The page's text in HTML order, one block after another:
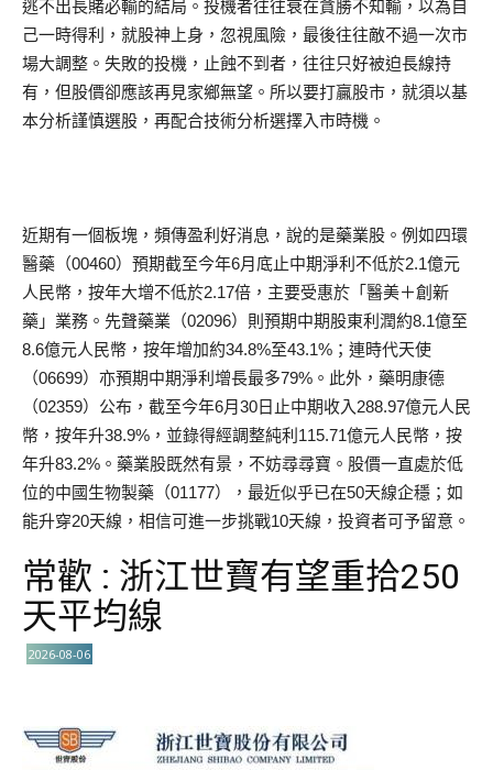
逃不出長賭必輸的結局。投機者往往衰在貪勝不知輸，以為自
己一時得利，就股神上身，忽視風險，最後往往敵不過一次市
場大調整。失敗的投機，止蝕不到者，往往只好被迫長線持
有，但股價卻應該再見家鄉無望。所以要打贏股市，就須以基
本分析謹慎選股，再配合技術分析選擇入市時機。
近期有一個板塊，頻傳盈利好消息，說的是藥業股。例如四環
醫藥（00460）預期截至今年6月底止中期淨利不低於2.1億元
人民幣，按年大增不低於2.17倍，主要受惠於「醫美＋創新
藥」業務。先聲藥業（02096）則預期中期股東利潤約8.1億至
8.6億元人民幣，按年增加約34.8%至43.1%；連時代天使
（06699）亦預期中期淨利增長最多79%。此外，藥明康德
（02359）公布，截至今年6月30日止中期收入288.97億元人民
幣，按年升38.9%，並錄得經調整純利115.71億元人民幣，按
年升83.2%。藥業股既然有景，不妨尋尋寶。股價一直處於低
位的中國生物製藥（01177），最近似乎已在50天線企穩；如
能升穿20天線，相信可進一步挑戰10天線，投資者可予留意。
常歡 : 浙江世寶有望重拾250
天平均線
2026-08-06